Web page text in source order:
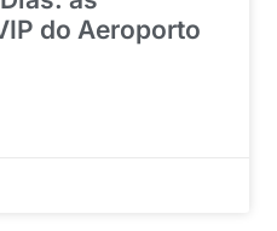
do Aeroporto